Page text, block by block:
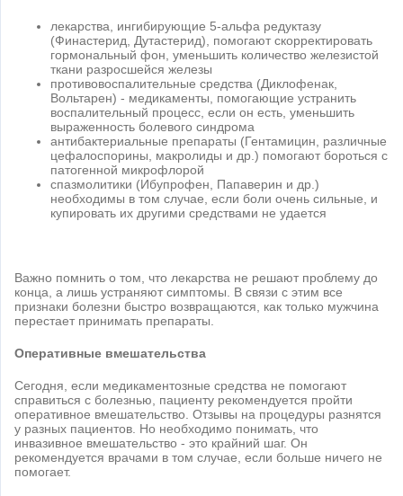
лекарства, ингибирующие 5-альфа редуктазу
(Финастерид, Дутастерид), помогают скорректировать
гормональный фон, уменьшить количество железистой
ткани разросшейся железы
противовоспалительные средства (Диклофенак,
Вольтарен) - медикаменты, помогающие устранить
воспалительный процесс, если он есть, уменьшить
выраженность болевого синдрома
антибактериальные препараты (Гентамицин, различные
цефалоспорины, макролиды и др.) помогают бороться с
патогенной микрофлорой
спазмолитики (Ибупрофен, Папаверин и др.)
необходимы в том случае, если боли очень сильные, и
купировать их другими средствами не удается
Важно помнить о том, что лекарства не решают проблему до
конца, а лишь устраняют симптомы. В связи с этим все
признаки болезни быстро возвращаются, как только мужчина
перестает принимать препараты.
Оперативные вмешательства
Сегодня, если медикаментозные средства не помогают
справиться с болезнью, пациенту рекомендуется пройти
оперативное вмешательство. Отзывы на процедуры разнятся
у разных пациентов. Но необходимо понимать, что
инвазивное вмешательство - это крайний шаг. Он
рекомендуется врачами в том случае, если больше ничего не
помогает.